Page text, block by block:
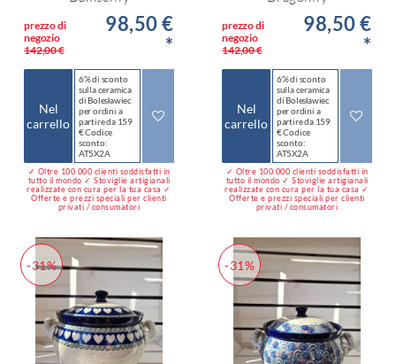
prezzo di
negozio
142,00 €
98,50 €
*
Nel
carrello
6% di sconto
sulla ceramica
di Bolesławiec
per ordini a
partire da 159
€ Codice
sconto:
AT5X2A
✓ Oltre 100.000 clienti soddisfatti in
tutto il mondo ✓ Stoviglie artigianali
realizzate con cura per la tua casa ✓
Offerte e prezzi speciali per clienti
privati / consumatori
prezzo di
negozio
142,00 €
98,50 €
*
Nel
carrello
6% di sconto
sulla ceramica
di Bolesławiec
per ordini a
partire da 159
€ Codice
sconto:
AT5X2A
✓ Oltre 100.000 clienti soddisfatti in
tutto il mondo ✓ Stoviglie artigianali
realizzate con cura per la tua casa ✓
Offerte e prezzi speciali per clienti
privati / consumatori
-31% -31%